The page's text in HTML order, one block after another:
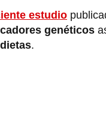
estudio
genéticos
dietas.